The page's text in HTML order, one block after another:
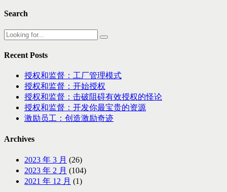
Search
Recent Posts
授权和监督：工厂管理模式
授权和监督：开始授权
授权和监督：击破阻碍有效授权的怪论
授权和监督：开发你最宝贵的资源
激励员工：创造激励奇迹
Archives
2023 年 3 月 (26)
2023 年 2 月 (104)
2021 年 12 月 (1)